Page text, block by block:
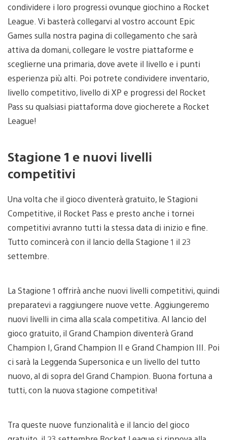
condividere i loro progressi ovunque giochino a Rocket
League. Vi basterà collegarvi al vostro account Epic
Games sulla nostra pagina di collegamento che sarà
attiva da domani, collegare le vostre piattaforme e
sceglierne una primaria, dove avete il livello e i punti
esperienza più alti. Poi potrete condividere inventario,
livello competitivo, livello di XP e progressi del Rocket
Pass su qualsiasi piattaforma dove giocherete a Rocket
League!
Stagione 1 e nuovi livelli
competitivi
Una volta che il gioco diventerà gratuito, le Stagioni
Competitive, il Rocket Pass e presto anche i tornei
competitivi avranno tutti la stessa data di inizio e fine.
Tutto comincerà con il lancio della Stagione 1 il 23
settembre.
La Stagione 1 offrirà anche nuovi livelli competitivi, quindi
preparatevi a raggiungere nuove vette. Aggiungeremo
nuovi livelli in cima alla scala competitiva. Al lancio del
gioco gratuito, il Grand Champion diventerà Grand
Champion I, Grand Champion II e Grand Champion III. Poi
ci sarà la Leggenda Supersonica e un livello del tutto
nuovo, al di sopra del Grand Champion. Buona fortuna a
tutti, con la nuova stagione competitiva!
Tra queste nuove funzionalità e il lancio del gioco